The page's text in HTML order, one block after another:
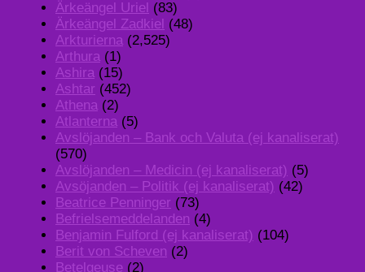
Ärkeängel Uriel (83)
Ärkeängel Zadkiel (48)
Arkturierna (2,525)
Arthura (1)
Ashira (15)
Ashtar (452)
Athena (2)
Atlanterna (5)
Avslöjanden – Bank och Valuta (ej kanaliserat)
(570)
Avslöjanden – Medicin (ej kanaliserat) (5)
Avsöjanden – Politik (ej kanaliserat) (42)
Beatrice Penninger (73)
Befrielsemeddelanden (4)
Benjamin Fulford (ej kanaliserat) (104)
Berit von Scheven (2)
Betelgeuse (2)